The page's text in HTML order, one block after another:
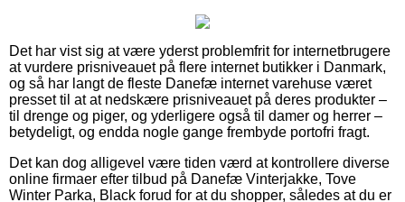
Det har vist sig at være yderst problemfrit for internetbrugere
at vurdere prisniveauet på flere internet butikker i Danmark,
og så har langt de fleste Danefæ internet varehuse været
presset til at at nedskære prisniveauet på deres produkter –
til drenge og piger, og yderligere også til damer og herrer –
betydeligt, og endda nogle gange frembyde portofri fragt.
Det kan dog alligevel være tiden værd at kontrollere diverse
online firmaer efter tilbud på Danefæ Vinterjakke, Tove
Winter Parka, Black forud for at du shopper, således at du er